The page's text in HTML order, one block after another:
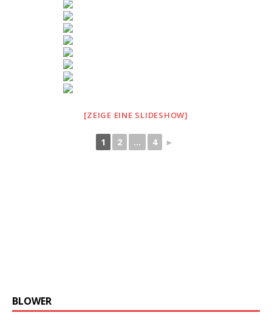
[ZEIGE EINE SLIDESHOW]
1 2 ... 4 ►
BLOWER